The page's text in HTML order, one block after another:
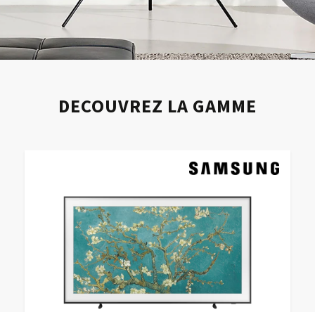
DECOUVREZ LA GAMME